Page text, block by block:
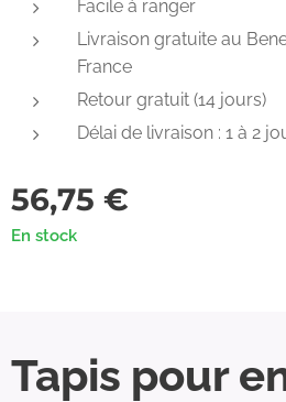
Facile à ranger
Livraison gratuite au
France
Retour gratuit (14 jours)
Délai de livraison : 1 à 2
56,75 €
En stock
Tapis pour